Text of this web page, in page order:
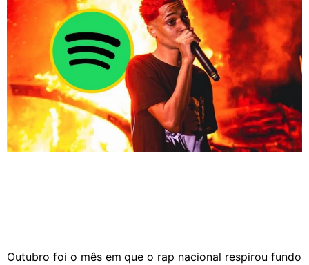
Outubro foi o mês em que o rap nacional respirou fundo